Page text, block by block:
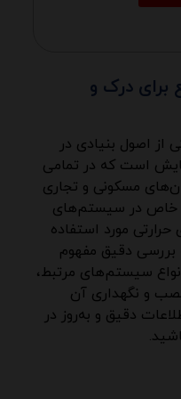
برای درک و
از اصول بنیادی در
است که در تمامی
مسکونی و تجاری
خاص در سیستم‌های
مورد استفاده
بررسی دقیق مفهوم
سیستم‌های مرتبط،
نصب و نگهداری آن
دقیق و به‌روز در